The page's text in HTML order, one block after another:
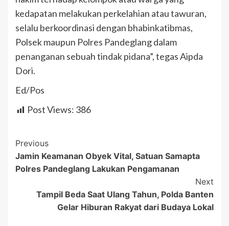
kedapatan melakukan perkelahian atau tawuran,
selalu berkoordinasi dengan bhabinkatibmas,
Polsek maupun Polres Pandeglang dalam
penanganan sebuah tindak pidana”, tegas Aipda
Dori.
Ed/Pos
Post Views: 386
Post
Navigation
Previous
Jamin Keamanan Obyek Vital, Satuan Samapta
Polres Pandeglang Lakukan Pengamanan
Next
Tampil Beda Saat Ulang Tahun, Polda Banten
Gelar Hiburan Rakyat dari Budaya Lokal